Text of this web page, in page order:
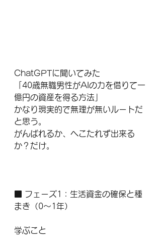
ChatGPTに聞いてみた
「40歳無職男性がAIの力を借りて一
億円の資産を得る方法」
かなり現実的で無理が無いルートだ
と思う。
がんばれるか、へこたれず出来る
か？だけ。
■ フェーズ1：生活資金の確保と種
まき（0〜1年）
学ぶこと